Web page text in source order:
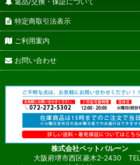
特定商取引法表示
ご利用案内
お問い合わせ
株式会社ペットバルーン
大阪府堺市西区菱木2-2430